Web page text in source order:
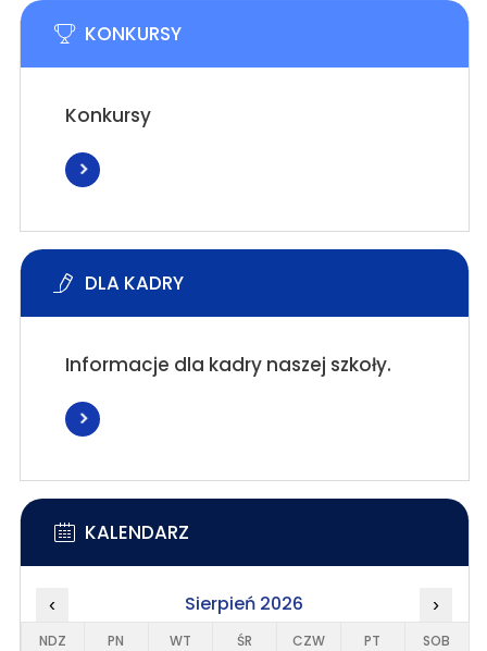
KONKURSY
Konkursy
DLA KADRY
Informacje dla kadry naszej szkoły.
KALENDARZ
‹ Sierpień 2026 ›
NDZ PN WT ŚR CZW PT
SOB